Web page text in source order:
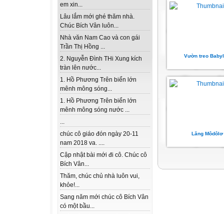
em xin...
Lâu lắm mới ghé thăm nhà.
Chúc Bích Vân luôn...
Nhà văn Nam Cao và con gái
Trần Thị Hồng ...
2. Nguyễn Đình THi Xung kích
tràn lên nước...
1. Hồ Phương Trên biển lớn
mênh mông sóng...
1. Hồ Phương Trên biển lớn
mênh mông sóng nước ...
...
chúc cô giáo đón ngày 20-11
nam 2018 va. ....
Cập nhật bài mới đi cô. Chúc cô
Bích Vân...
Thăm, chúc chủ nhà luôn vui,
khỏe!...
Sang năm mới chúc cô Bích Vân
có một bầu...
Vườn treo
Lăng Môdôlơ